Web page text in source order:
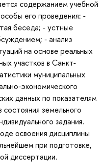
содержанием учебной
его проведения: -
беседа; - устные
- анализ
на основе реальных
участков в Санкт-
муниципальных
экономического
данных по показателям
земельного
задания.
освоения дисциплины
при подготовке,
диссертации.